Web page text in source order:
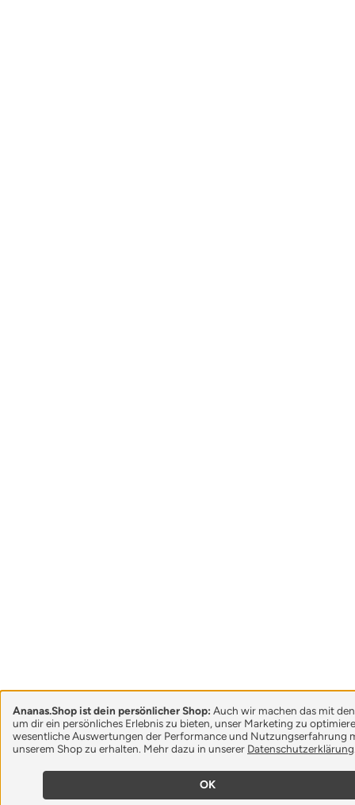
Ananas.Shop ist dein persönlicher Shop: Auch wir machen das mit
um dir ein persönliches Erlebnis zu bieten, unser Marketing zu
wesentliche Auswertungen der Performance und Nutzungserfahrung
unserem Shop zu erhalten. Mehr dazu in unserer Datenschutzerklärung
OK